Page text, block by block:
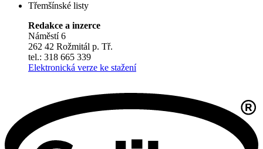
Třemšínské listy
Redakce a inzerce
Náměstí 6
262 42 Rožmitál p. Tř.
tel.: 318 665 339
Elektronická verze ke stažení